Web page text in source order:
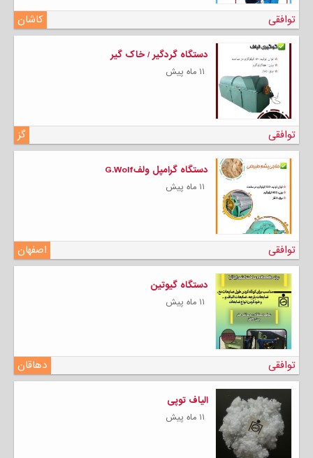
کاشان توافقی
دستگاه گردگیر / خاک گیر
۱۱ ماه پیش
گز توافقی
دستگاه گرامپل ولفG.Wolf
۱۱ ماه پیش
اصفهان توافقی
دستگاه گیوتین
۱۱ ماه پیش
دهاقان توافقی
الیاف توپی
۱۱ ماه پیش